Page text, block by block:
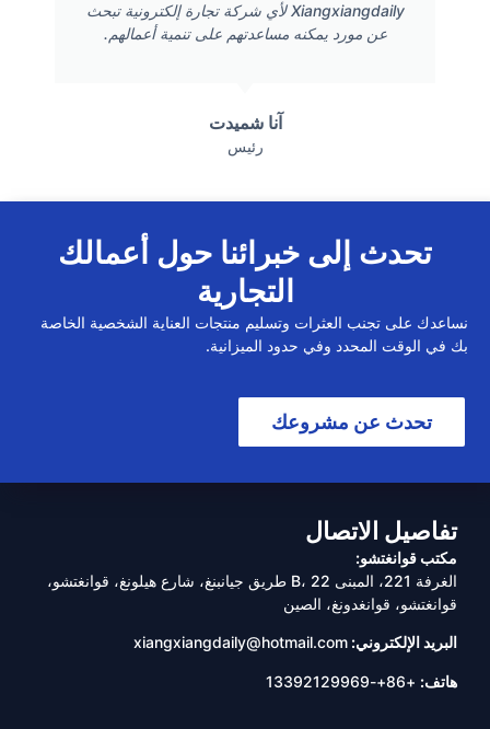
Xiangxiangdaily لأي شركة تجارة إلكترونية تبحث
عن مورد يمكنه مساعدتهم على تنمية أعمالهم.
آنا شميدت
رئيس
تحدث إلى خبرائنا حول أعمالك
التجارية
نساعدك على تجنب العثرات وتسليم منتجات العناية الشخصية الخاصة
بك في الوقت المحدد وفي حدود الميزانية.
تحدث عن مشروعك
تفاصيل الاتصال
مكتب قوانغتشو:
الغرفة 221، المبنى B، 22 طريق جيانبنغ، شارع هيلونغ، قوانغتشو،
قوانغتشو، قوانغدونغ، الصين
البريد الإلكتروني: xiangxiangdaily@hotmail.com
هاتف: +86+-13392129969